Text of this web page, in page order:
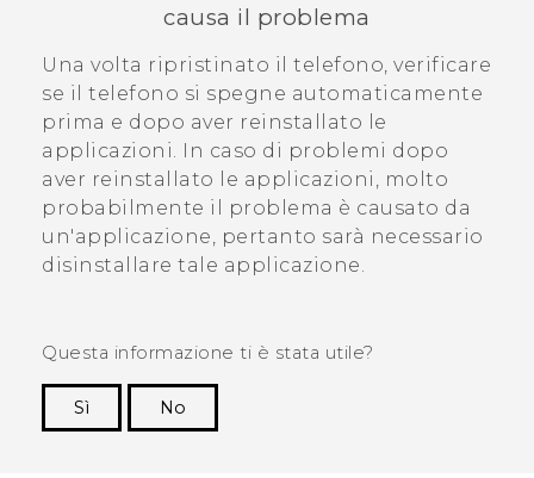
causa il problema
Una volta ripristinato il telefono, verificare
se il telefono si spegne automaticamente
prima e dopo aver reinstallato le
applicazioni. In caso di problemi dopo
aver reinstallato le applicazioni, molto
probabilmente il problema è causato da
un'applicazione, pertanto sarà necessario
disinstallare tale applicazione.
Questa informazione ti è stata utile?
Sì
No